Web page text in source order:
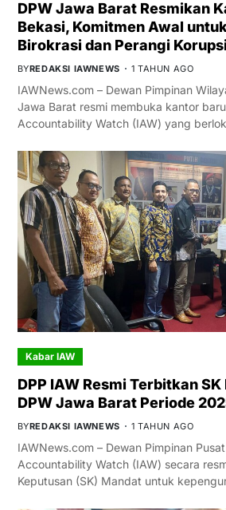
DPW Jawa Barat Resmikan
Bekasi, Komitmen Awal
Birokrasi dan Perangi Korupsi
BYREDAKSI IAWNEWS 1 TAHUN AGO
IAWNews.com – Dewan Pimpinan
Jawa Barat resmi membuka kantor
Accountability Watch (IAW) yang
Kabar IAW
DPP IAW Resmi Terbitkan
DPW Jawa Barat Periode
BYREDAKSI IAWNEWS 1 TAHUN AGO
IAWNews.com – Dewan Pimpinan
Accountability Watch (IAW) secara
Keputusan (SK) Mandat untuk